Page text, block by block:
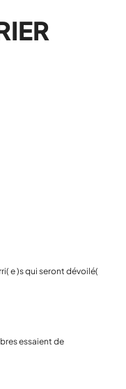
e )s qui seront dévoilé(
essaient de